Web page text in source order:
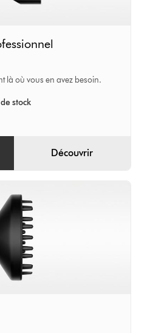
là où vous en avez besoin.
stock
Découvrir